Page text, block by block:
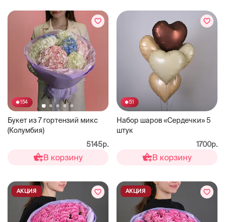
154
Букет из 7 гортензий микс
(Колумбия)
5145р.
В корзину
51
Набор шаров «Сердечки» 5
штук
1700р.
В корзину
АКЦИЯ АКЦИЯ